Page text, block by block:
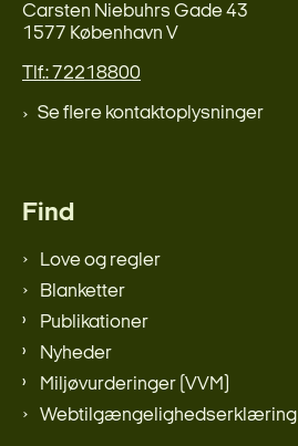
Carsten Niebuhrs Gade 43
1577 København V
Tlf.: 72218800
Se flere kontaktoplysninger
Find
Love og regler
Blanketter
Publikationer
Nyheder
Miljøvurderinger (VVM)
Webtilgængelighedserklæring